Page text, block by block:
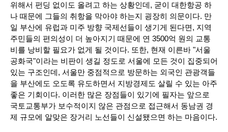
위해서 펀딩 없이도 올려고 하는 상황인데, 굳이 대한항공 하
나 때문에 그들의 취항을 막아야 하는지 굉장히 의문이다. 만
일 부산에 유럽과 미주 방향 국제선들이 생기게 된다면, 지역
주민들의 편의성이 더 높아지기 때문에 연 3500억 원의 교통
비를 낭비할 필요가 없게 될 것이다. 또한, 현재 이른바 "서울
공화국"이라는 비판이 생길 정도로 서울에 모든 것이 집중되어
있는 구조인데, 서울만 중점적으로 방문하는 외국인 관광객들
을 부산에도 오도록 유도하면서 지방경제도 살릴 수 있는 아주
좋은 기회이다. 이러한 많은 장점들이 있기에 필자는 앞으로
국토교통부가 보수적이지 않은 관점으로 접근해서 동남권 경